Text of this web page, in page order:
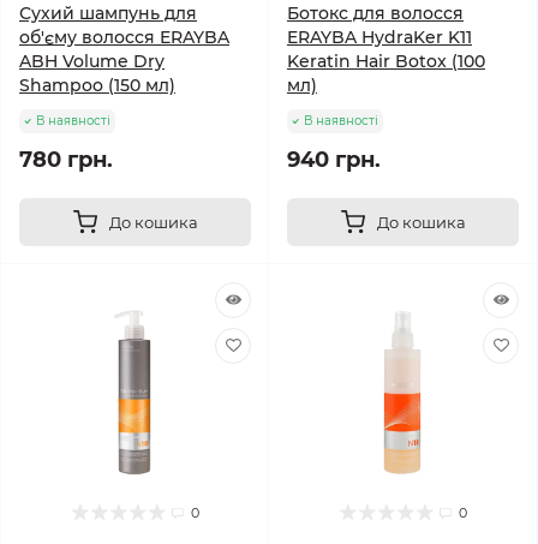
Сухий шампунь для
об'єму волосся ERAYBA
ABH Volume Dry
Shampoo (150 мл)
В наявності
780 грн.
До кошика
Ботокс для волосся
ERAYBA HydraKer K11
Keratin Hair Botox (100
мл)
В наявності
940 грн.
До кошика
0 0